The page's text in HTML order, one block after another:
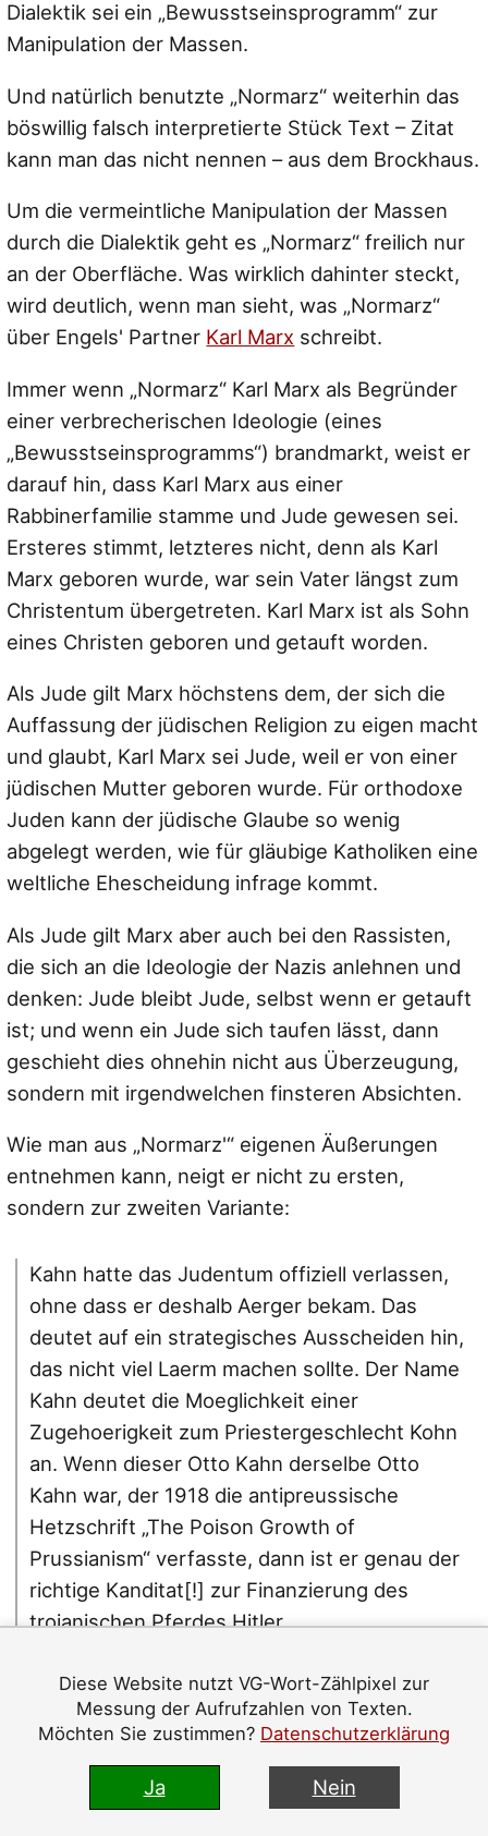
Dialektik sei ein „Bewusstseinsprogramm“ zur
Manipulation der Massen.
Und natürlich benutzte „Normarz“ weiterhin das
böswillig falsch interpretierte Stück Text – Zitat
kann man das nicht nennen – aus dem Brockhaus.
Um die vermeintliche Manipulation der Massen
durch die Dialektik geht es „Normarz“ freilich nur
an der Oberfläche. Was wirklich dahinter steckt,
wird deutlich, wenn man sieht, was „Normarz“
über Engels' Partner Karl Marx schreibt.
Immer wenn „Normarz“ Karl Marx als Begründer
einer verbrecherischen Ideologie (eines
„Bewusstseinsprogramms“) brandmarkt, weist er
darauf hin, dass Karl Marx aus einer
Rabbinerfamilie stamme und Jude gewesen sei.
Ersteres stimmt, letzteres nicht, denn als Karl
Marx geboren wurde, war sein Vater längst zum
Christentum übergetreten. Karl Marx ist als Sohn
eines Christen geboren und getauft worden.
Als Jude gilt Marx höchstens dem, der sich die
Auffassung der jüdischen Religion zu eigen macht
und glaubt, Karl Marx sei Jude, weil er von einer
jüdischen Mutter geboren wurde. Für orthodoxe
Juden kann der jüdische Glaube so wenig
abgelegt werden, wie für gläubige Katholiken eine
weltliche Ehescheidung infrage kommt.
Als Jude gilt Marx aber auch bei den Rassisten,
die sich an die Ideologie der Nazis anlehnen und
denken: Jude bleibt Jude, selbst wenn er getauft
ist; und wenn ein Jude sich taufen lässt, dann
geschieht dies ohnehin nicht aus Überzeugung,
sondern mit irgendwelchen finsteren Absichten.
Wie man aus „Normarz'“ eigenen Äußerungen
entnehmen kann, neigt er nicht zu ersten,
sondern zur zweiten Variante:
Kahn hatte das Judentum offiziell verlassen,
ohne dass er deshalb Aerger bekam. Das
deutet auf ein strategisches Ausscheiden hin,
das nicht viel Laerm machen sollte. Der Name
Kahn deutet die Moeglichkeit einer
Zugehoerigkeit zum Priestergeschlecht Kohn
an. Wenn dieser Otto Kahn derselbe Otto
Kahn war, der 1918 die antipreussische
Hetzschrift „The Poison Growth of
Prussianism“ verfasste, dann ist er genau der
richtige Kanditat[!] zur Finanzierung des
trojanischen Pferdes Hitler.
„Normarz“, Mon, 11 May 98,
de.soc.politik.deutschland, Subject: Re: Otto Kahn,
Diese Website nutzt VG-Wort-Zählpixel zur
Messung der Aufrufzahlen von Texten.
Möchten Sie zustimmen? Datenschutzerklärung
Ja Nein